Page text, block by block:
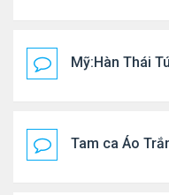
Mỹ:Hàn Thái
Tam ca Áo